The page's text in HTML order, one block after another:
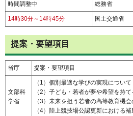
時間調整中 総務省
14時30分～14時45分 国土交通省
提案・要望項目
省庁 提案・要望項目
文部科
学省
（1）個別最適な学びの実現について
（2）子ども・若者が夢や希望を持
（3）未来を担う若者の高等教育機
（4）陸上競技場公認更新における